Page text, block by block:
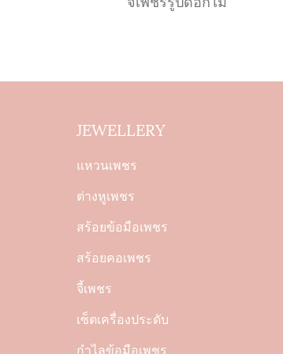
JEWELLERY
แหวนเพชร
ต่างหูเพชร
สร้อยข้อมือเพชร
สร้อยคอเพชร
จี้เพชร
เซ็ตเครื่องประดับ
กำไลข้อมือเพชร